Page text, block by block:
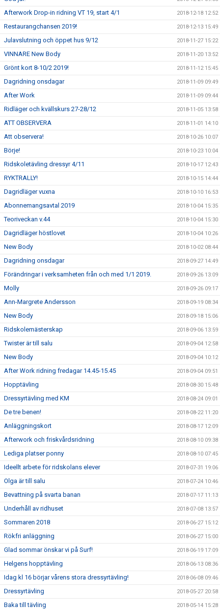
Afterwork Drop-in ridning VT 19, start 4/1 2018-12-18 12:52
Restaurangchansen 2019! 2018-12-13 15:49
Julavslutning och öppet hus 9/12 2018-11-27 15:22
VINNARE New Body 2018-11-20 13:52
Grönt kort 8-10/2 2019! 2018-11-12 15:45
Dagridning onsdagar 2018-11-09 09:49
After Work 2018-11-09 09:44
Ridläger och kvällskurs 27-28/12 2018-11-05 13:58
ATT OBSERVERA 2018-11-01 14:10
Att observera! 2018-10-26 10:07
Börje! 2018-10-23 10:04
Ridskoletävling dressyr 4/11 2018-10-17 12:43
RYKTRALLY! 2018-10-15 14:44
Dagridläger vuxna 2018-10-10 16:53
Abonnemangsavtal 2019 2018-10-04 15:35
Teoriveckan v.44 2018-10-04 15:30
Dagridläger höstlovet 2018-10-04 10:26
New Body 2018-10-02 08:44
Dagridning onsdagar 2018-09-27 14:49
Förändringar i verksamheten från och med 1/1 2019. 2018-09-26 13:09
Molly 2018-09-26 09:17
Ann-Margrete Andersson 2018-09-19 08:34
New Body 2018-09-18 15:06
Ridskolemästerskap 2018-09-06 13:59
Twister är till salu 2018-09-04 12:58
New Body 2018-09-04 10:12
After Work ridning fredagar 14.45-15.45 2018-09-04 09:51
Hopptävling 2018-08-30 15:48
Dressyrtävling med KM 2018-08-24 09:01
De tre benen! 2018-08-22 11:20
Anläggningskort 2018-08-17 12:09
Afterwork och friskvårdsridning 2018-08-10 09:38
Lediga platser ponny 2018-08-10 07:45
Ideellt arbete för ridskolans elever 2018-07-31 19:06
Olga är till salu 2018-07-24 10:46
Bevattning på svarta banan 2018-07-17 11:13
Underhåll av ridhuset 2018-07-08 13:57
Sommaren 2018 2018-06-27 15:12
Rökfri anläggning 2018-06-27 15:00
Glad sommar önskar vi på Surf! 2018-06-19 17:09
Helgens hopptävling 2018-06-13 08:36
Idag kl 16 börjar vårens stora dressyrtävling! 2018-06-08 09:46
Dressyrtävling 2018-05-27 20:58
Baka till tävling 2018-05-14 15:28